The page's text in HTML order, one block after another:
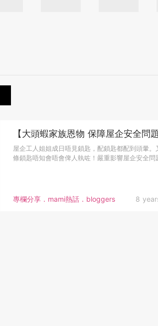
專欄分享．mami熱話．bloggers 8
【大頭蝦家族恩物 保障屋企安全問題
屋企工人姐姐成日唔見鎖匙，配鎖匙都配到頭暈。
條鎖匙唔知會唔會俾人執咗！嚴重影響屋企安全問